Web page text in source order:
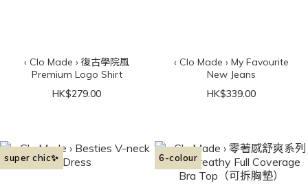
‹ Clo Made › 復古學院風
Premium Logo Shirt
HK$279.00
‹ Clo Made › My Favourite
New Jeans
HK$339.00
super chic✨ 6-colour